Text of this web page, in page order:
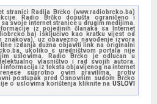
stranici Radija Brčko (www.radiobrcko.ba)
Radio Brčko dopušta ograničeno i
svoje internet stranice u drugim medijima.
iz pojedinih članaka sa Internet
isključivo kao kratku vijest od
znakova), uz obavezno navođenje izvora
izdanja dužna objaviti link na originalni
ukoliko s uredništvom portala nije
uslovima. Radio Brčko je odlučan u
vlasništvo i rad svojih autora.
iz teksta objavljenog na internet
suprotno ovim pravilima, protiv
postupak pred Osnovnim sudom Brčko
o uslovima korištenja kliknite na USLOVI